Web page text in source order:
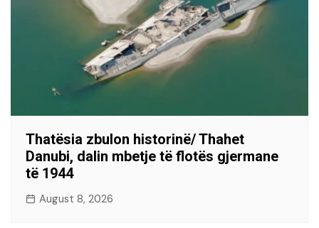
Thatësia zbulon historinë/ Thahet
Danubi, dalin mbetje të flotës gjermane
të 1944
August 8, 2026